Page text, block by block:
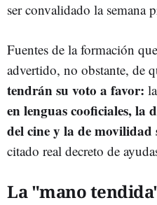
ser convalidado la semana
Fuentes de la formación
advertido, no obstante, de
tendrán su voto a favor:
en lenguas cooficiales, la
del cine y la de movilidad
citado real decreto de
La "mano